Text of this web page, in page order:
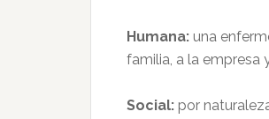
Humana: una
familia, a la empresa
Social: por